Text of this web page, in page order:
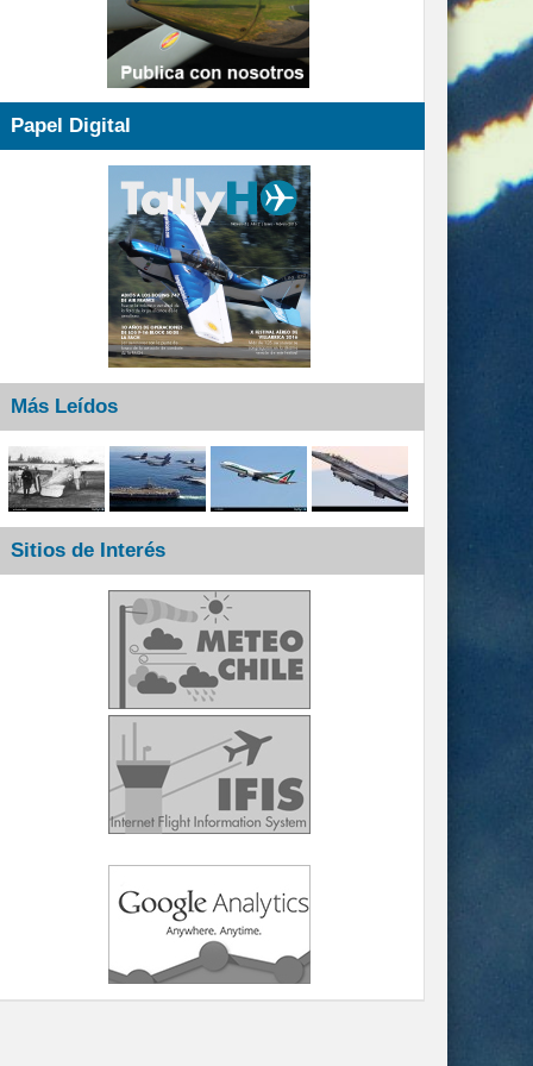
Papel Digital
Más Leídos
Sitios de Interés